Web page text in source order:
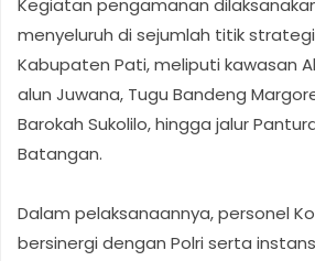
menyeluruh di sejumlah titik
Kabupaten Pati, meliputi kawasan
alun Juwana, Tugu Bandeng
Barokah Sukolilo, hingga jalur
Batangan.
Dalam pelaksanaannya, personel
bersinergi dengan Polri serta